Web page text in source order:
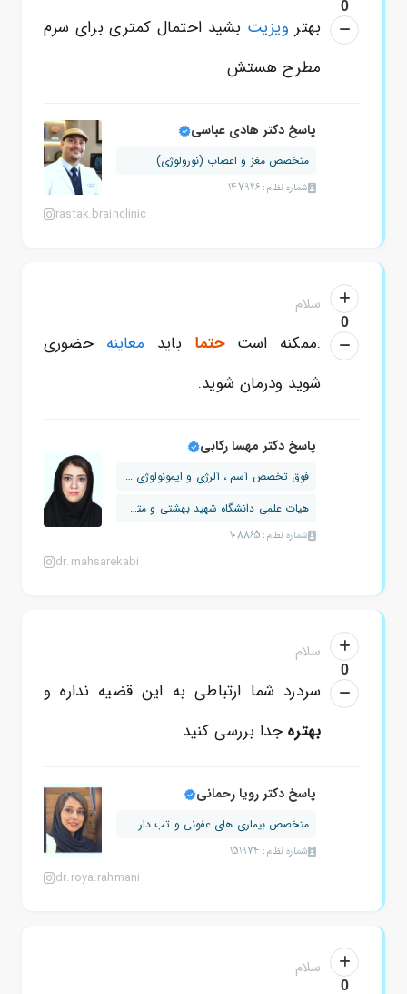
0
بهتر ویزیت بشید احتمال کمتری برای سرم
مطرح هستش
پاسخ دکتر هادی عباسی
متخصص مغز و اعصاب (نورولوژی)
شماره نظام: 147926
rastak.brainclinic
0
سلام
.ممکنه استحتما باید معاینه حضوری
شوید ودرمان شوید.
پاسخ دکتر مهسا رکابی
فوق تخصص آسم ، آلرژی و ایمونولوژی بالینی
هیات علمی دانشگاه شهید بهشتی و متخصص ...
شماره نظام: 108865
dr.mahsarekabi
0
سلام
سردرد شما ارتباطی به این قضیه نداره و
بهترهجدا بررسی کنید
پاسخ دکتر رویا رحمانی
متخصص بیماری های عفونی و تب دار
شماره نظام: 151974
dr.roya.rahmani
0
سلام